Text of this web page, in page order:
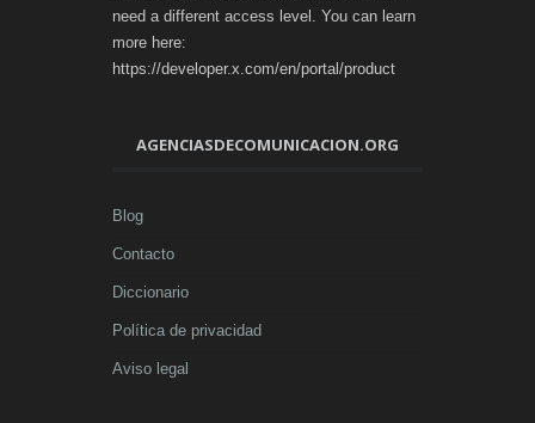
need a different access level. You can learn
more here:
https://developer.x.com/en/portal/product
AGENCIASDECOMUNICACION.ORG
Blog
Contacto
Diccionario
Política de privacidad
Aviso legal